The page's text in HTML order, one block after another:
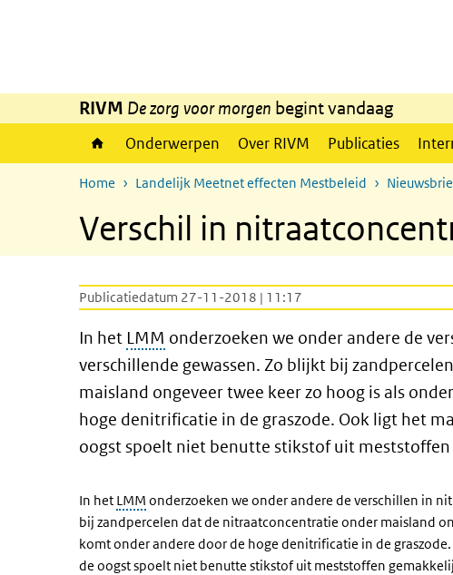
RIVM De zorg voor morgen begint vandaag
Onderwerpen Over RIVM Publicaties
Home Landelijk Meetnet effecten Mestbeleid
Verschil in
Publicatiedatum 27-11-2018 | 11:17
In het LMM onderzoeken we onder andere de
verschillende gewassen. Zo blijkt bij
maisland ongeveer twee keer zo hoog is als
hoge denitrificatie in de graszode. Ook ligt het
oogst spoelt niet benutte stikstof uit
In het LMM onderzoeken we onder andere de verschillen in
bij zandpercelen dat de nitraatconcentratie onder maisland
komt onder andere door de hoge denitrificatie in de
de oogst spoelt niet benutte stikstof uit meststoffen